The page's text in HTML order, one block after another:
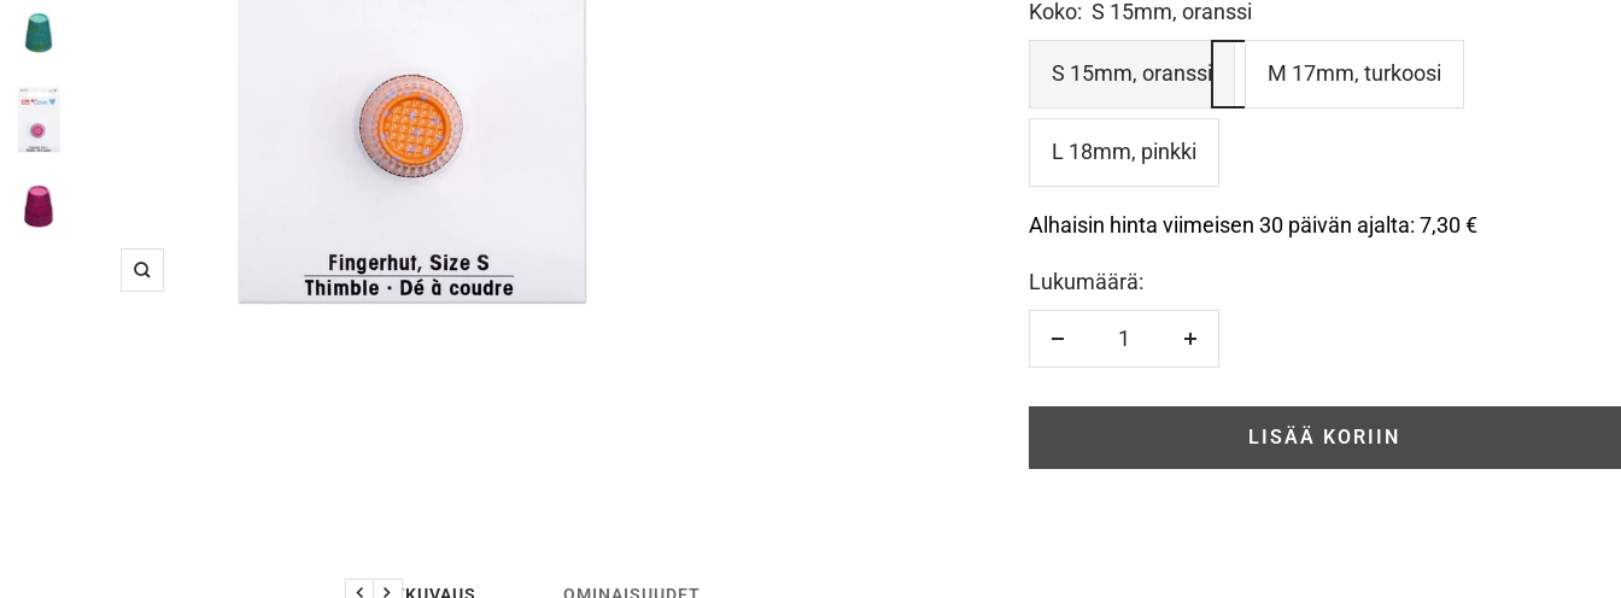
Suurenna
Koko: S 15mm, oranssi
S 15mm, oranssi M 17mm, turkoosi
L 18mm, pinkki
Alhaisin hinta viimeisen 30 päivän ajalta: 7,30 €
Lukumäärä:
LISÄÄ KORIIN
TUOTEKUVAUS OMINAISUUDET